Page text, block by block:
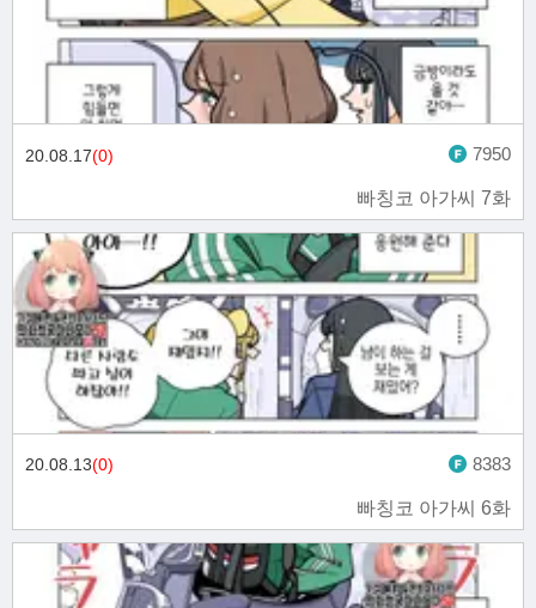
빠칭코 아가씨 7화
20.08.17(0) 7950
빠칭코 아가씨 6화
20.08.13(0) 8383